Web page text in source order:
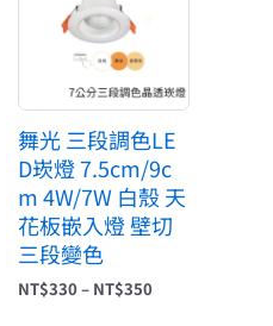
舞光 三段調色LE
D崁燈 7.5cm/9c
m 4W/7W 白殼 天
花板嵌入燈 壁切
三段變色
NT$330– NT$350